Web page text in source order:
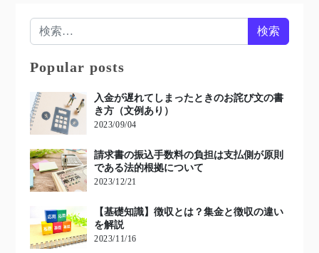
検索:
Popular posts
入金が遅れてしまったときのお詫び文の書
き方（文例あり）
2023/09/04
請求書の振込手数料の負担は支払側が原則
である法的根拠について
2023/12/21
【基礎知識】徴収とは？集金と徴収の違い
を解説
2023/11/16